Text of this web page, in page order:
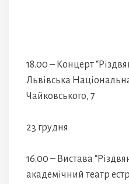
18.00 – Концерт
Львівська
Чайковського, 7
23 грудня
16.00 – Вистава
академічний театр